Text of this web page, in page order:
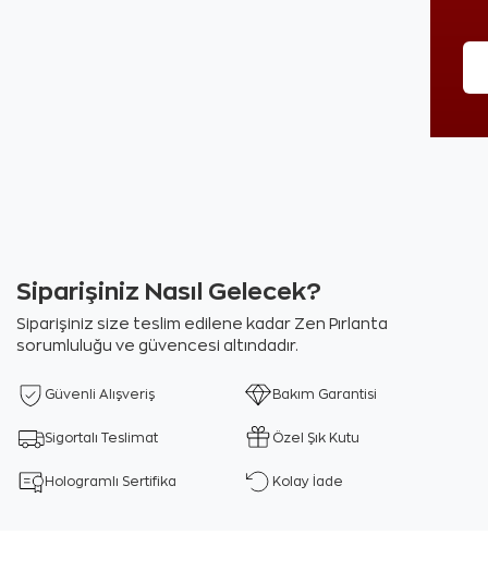
Siparişiniz Nasıl Gelecek?
Siparişiniz size teslim edilene kadar Zen Pırlanta
sorumluluğu ve güvencesi altındadır.
Güvenli Alışveriş Bakım Garantisi
Sigortalı Teslimat Özel Şık Kutu
Hologramlı Sertifika Kolay İade